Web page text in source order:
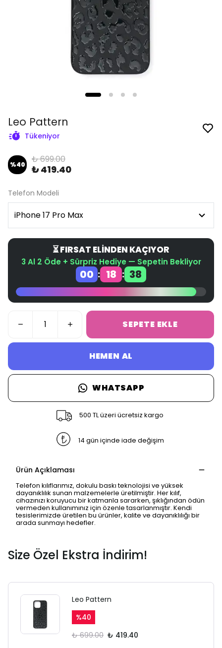
Leo Pattern
Tükeniyor
%40 ₺ 699.00
₺ 419.40
Telefon Modeli
⏳ FIRSAT ELİNDEN KAÇIYOR
3 Al 2 Öde + Sürpriz Hediye — Sepetin Bekliyor
00 : 18 : 38
SEPETE EKLE
HEMEN AL
WHATSAPP
500 TL üzeri ücretsiz kargo
14 gün içinde iade değişim
Ürün Açıklaması
Telefon kılıflarımız, dokulu baskı teknolojisi ve yüksek
dayanıklılık sunan malzemelerle üretilmiştir. Her kılıf,
cihazınızı koruyucu bir katmanla sararken, şıklığından ödün
vermeden kullanımınız için özenle tasarlanmıştır. Kendi
tesislerimizde üretilen bu ürünler, kalite ve dayanıklılığı bir
arada sunmayı hedefler.
Size Özel Ekstra İndirim!
Leo Pattern
%40
₺ 699.00 ₺ 419.40